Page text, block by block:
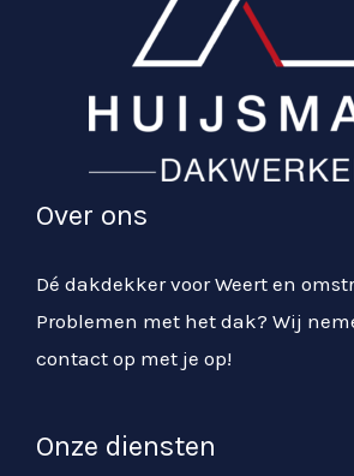
Over ons
Dé dakdekker voor Weert en
Problemen met het dak? Wij
contact op met je op!
Onze diensten